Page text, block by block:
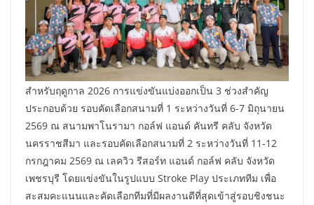
สำหรับฤดูกาล 2026 การแข่งขันแบ่งออกเป็น 3 ช่วงสำคัญ
ประกอบด้วย รอบคัดเลือกสนามที่ 1 ระหว่างวันที่ 6-7 มิถุนายน
2569 ณ สนามพาโนรามา กอล์ฟ แอนด์ คันทรี คลับ จังหวัด
นครราชสีมา และรอบคัดเลือกสนามที่ 2 ระหว่างวันที่ 11-12
กรกฎาคม 2569 ณ เลควิว รีสอร์ท แอนด์ กอล์ฟ คลับ จังหวัด
เพชรบุรี โดยแข่งขันในรูปแบบ Stroke Play ประเภททีม เพื่อ
สะสมคะแนนและคัดเลือกทีมที่มีผลงานดีที่สุดเข้าสู่รอบชิงชนะ